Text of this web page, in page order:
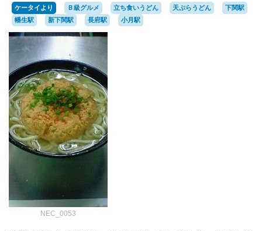
ケータイより Ｂ級グルメ 立ち食いうどん 天ぷらうどん
下関駅
幡生駅
新下関駅 長府駅 小月駅
NEC_0053